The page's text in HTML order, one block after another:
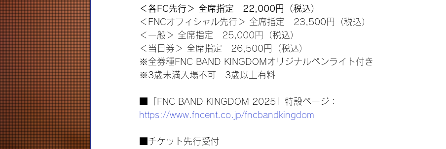
＜各FC先行＞ 全席指定　22,000円（税込）
＜FNCオフィシャル先行＞ 全席指定　23,500円（税込）
＜一般＞ 全席指定　25,000円（税込）
＜当日券＞ 全席指定　26,500円（税込）
※全券種FNC BAND KINGDOMオリジナルペンライト付き
※3歳未満入場不可　3歳以上有料
■「FNC BAND KINGDOM 2025」特設ページ：
https://www.fncent.co.jp/fncbandkingdom
■チケット先行受付